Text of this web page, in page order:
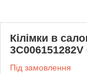
Кілімки в
3C006151282V
Під замовлення